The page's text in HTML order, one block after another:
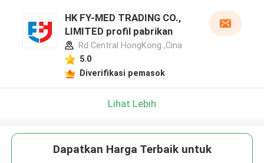
HK FY-MED TRADING CO.,
LIMITED profil pabrikan
Rd Central HongKong ,Cina
5.0
Diverifikasi pemasok
Lihat Lebih
Dapatkan Harga Terbaik untuk